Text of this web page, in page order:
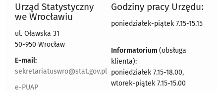
Urząd Statystyczny
we Wrocławiu
ul. Oławska 31
50-950 Wrocław
E-mail:
sekretariatuswro@stat.gov.pl
e-PUAP
Godziny pracy Urzędu:
poniedziałek-piątek 7.15-15.15
Informatorium (obsługa
klienta):
poniedziałek 7.15-18.00,
wtorek-piątek 7.15-15.00